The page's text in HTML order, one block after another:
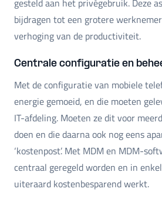
gesteld aan het privégebruik. Deze
bijdragen tot een grotere
verhoging van de productiviteit.
Centrale configuratie en
Met de configuratie van mobiele
energie gemoeid, en die moeten
IT-afdeling. Moeten ze dit voor
doen en die daarna ook nog eens
‘kostenpost’. Met MDM en MDM-
centraal geregeld worden en in
uiteraard kostenbesparend werkt.